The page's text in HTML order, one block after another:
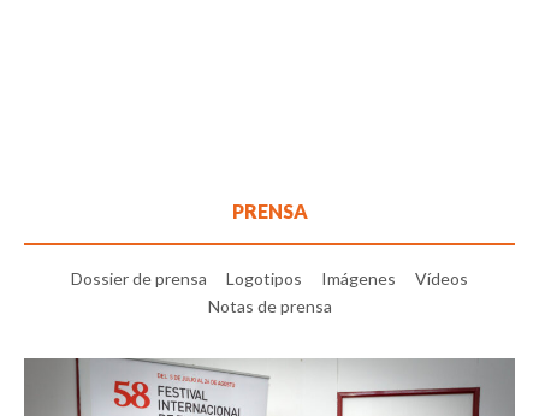
PRENSA
Dossier de prensa Logotipos Imágenes
Vídeos
Notas de prensa